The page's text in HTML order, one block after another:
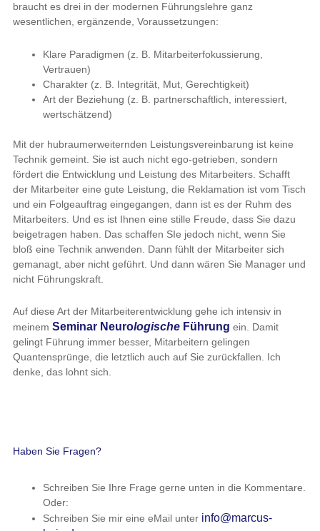
braucht es drei in der modernen Führungslehre ganz
wesentlichen, ergänzende, Voraussetzungen:
Klare Paradigmen (z. B. Mitarbeiterfokussierung,
Vertrauen)
Charakter (z. B. Integrität, Mut, Gerechtigkeit)
Art der Beziehung (z. B. partnerschaftlich, interessiert,
wertschätzend)
Mit der hubraumerweiternden Leistungsvereinbarung ist keine
Technik gemeint. Sie ist auch nicht ego-getrieben, sondern
fördert die Entwicklung und Leistung des Mitarbeiters. Schafft
der Mitarbeiter eine gute Leistung, die Reklamation ist vom Tisch
und ein Folgeauftrag eingegangen, dann ist es der Ruhm des
Mitarbeiters. Und es ist Ihnen eine stille Freude, dass Sie dazu
beigetragen haben. Das schaffen SIe jedoch nicht, wenn Sie
bloß eine Technik anwenden. Dann fühlt der Mitarbeiter sich
gemanagt, aber nicht geführt. Und dann wären Sie Manager und
nicht Führungskraft.
Auf diese Art der Mitarbeiterentwicklung gehe ich intensiv in
meinem Seminar Neurologische Führung ein. Damit
gelingt Führung immer besser, Mitarbeitern gelingen
Quantensprünge, die letztlich auch auf Sie zurückfallen. Ich
denke, das lohnt sich.
Haben Sie Fragen?
Schreiben Sie Ihre Frage gerne unten in die Kommentare.
Oder:
Schreiben Sie mir eine eMail unter info@marcus-